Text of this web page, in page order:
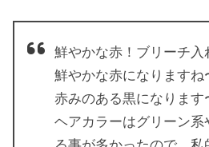
鮮やかな赤！ブリーチ入
鮮やかな赤になります
赤みのある黒になります
ヘアカラーはグリーン